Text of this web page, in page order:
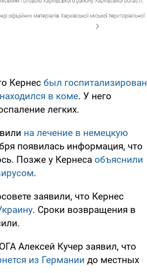
Кернес был госпитализирован
в коме. У него
легких.
на лечение в немецкую
появилась информация, что
Позже у Кернеса объяснили
.
заявили, что Кернес
. Сроки возвращения в
Алексей Кучер заявил, что
из Германии до местных